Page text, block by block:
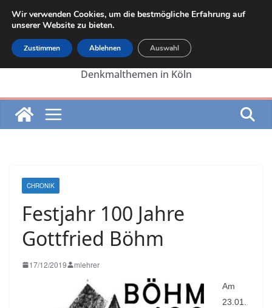
Zum
Inhalt
springen
Die Internetseite von Martin Lehrer zu
Denkmalthemen in Köln
CHRONIK
Festjahr 100 Jahre
Gottfried Böhm
17/12/2019 mlehrer
Am
23.01.
Wir verwenden Cookies, um die bestmögliche Erfahrung auf
unserer Website zu bieten.
Zustimmen Ablehnen Auswahl